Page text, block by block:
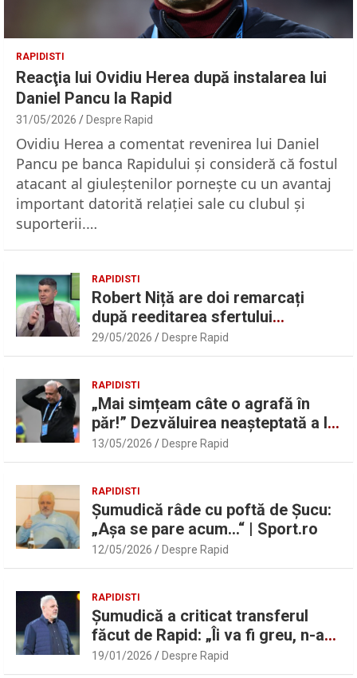
RAPIDISTI
Reacţia lui Ovidiu Herea după instalarea lui
Daniel Pancu la Rapid
31/05/2026 Despre Rapid
Ovidiu Herea a comentat revenirea lui Daniel
Pancu pe banca Rapidului şi consideră că fostul
atacant al giuleştenilor porneşte cu un avantaj
important datorită relaţiei sale cu clubul şi
suporterii.…
RAPIDISTI
Robert Niță are doi remarcați
după reeditarea sfertului
UEFAntastic: „Lideri în teren” |
Sport.ro
29/05/2026 Despre Rapid
RAPIDISTI
„Mai simțeam câte o agrafă în
păr!” Dezvăluirea neașteptată a lui
Marius Șumudică despre Daniel
Pancu
13/05/2026 Despre Rapid
RAPIDISTI
Șumudică râde cu poftă de Șucu:
„Așa se pare acum…“ | Sport.ro
12/05/2026 Despre Rapid
RAPIDISTI
Șumudică a criticat transferul
făcut de Rapid: „Îi va fi greu, n-am
înțeles”
19/01/2026 Despre Rapid